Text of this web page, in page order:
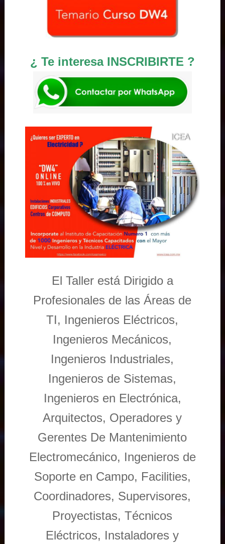
¿ Te interesa INSCRIBIRTE ?
El Taller está Dirigido a
Profesionales de las Áreas de
TI, Ingenieros Eléctricos,
Ingenieros Mecánicos,
Ingenieros Industriales,
Ingenieros de Sistemas,
Ingenieros en Electrónica,
Arquitectos, Operadores y
Gerentes De Mantenimiento
Electromecánico, Ingenieros de
Soporte en Campo, Facilities,
Coordinadores, Supervisores,
Proyectistas, Técnicos
Eléctricos, Instaladores y